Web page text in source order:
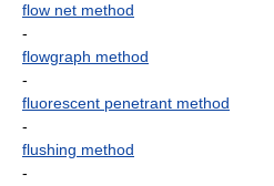
flow net method
-
flowgraph method
-
fluorescent penetrant method
-
flushing method
-